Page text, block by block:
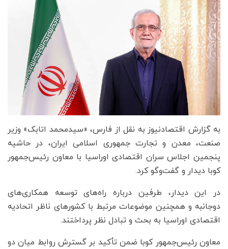
به گزارش اقتصادنیوز به نقل از فارس، «سیدمحمد اتابک» وزیر
صنعت، معدن و تجارت جمهوری اسلامی ایران، در حاشیه
پنجمین اجلاس سران اقتصادی اوراسیا با معاون رئیس‌جمهور
کوبا دیدار و گفت‌وگو کرد.
در این دیدار، طرفین درباره راه‌های توسعه همکاری‌های
دوجانبه و همچنین موضوعات مرتبط با کشورهای ناظر اتحادیه
اقتصادی اوراسیا به بحث و تبادل نظر پرداختند.
معاون رئیس‌جمهور کوبا ضمن تأکید بر گسترش روابط میان دو